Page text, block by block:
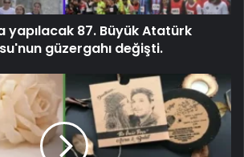
yapılacak 87. Büyük Atatürk
güzergahı değişti.